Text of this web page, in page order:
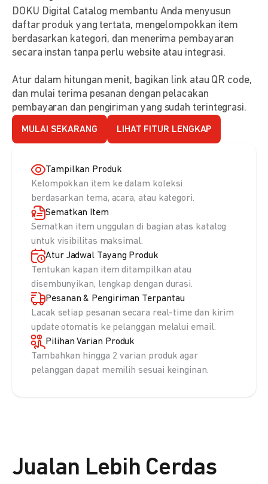
DOKU Digital Catalog membantu Anda menyusun
daftar produk yang tertata, mengelompokkan item
berdasarkan kategori, dan menerima pembayaran
secara instan tanpa perlu website atau integrasi.
Atur dalam hitungan menit, bagikan link atau QR code,
dan mulai terima pesanan dengan pelacakan
pembayaran dan pengiriman yang sudah terintegrasi.
MULAI SEKARANG LIHAT FITUR LENGKAP
Tampilkan Produk
Kelompokkan item ke dalam koleksi
berdasarkan tema, acara, atau kategori.
Sematkan Item
Sematkan item unggulan di bagian atas katalog
untuk visibilitas maksimal.
Atur Jadwal Tayang Produk
Tentukan kapan item ditampilkan atau
disembunyikan, lengkap dengan durasi.
Pesanan & Pengiriman Terpantau
Lacak setiap pesanan secara real-time dan kirim
update otomatis ke pelanggan melalui email.
Pilihan Varian Produk
Tambahkan hingga 2 varian produk agar
pelanggan dapat memilih sesuai keinginan.
Jualan Lebih Cerdas